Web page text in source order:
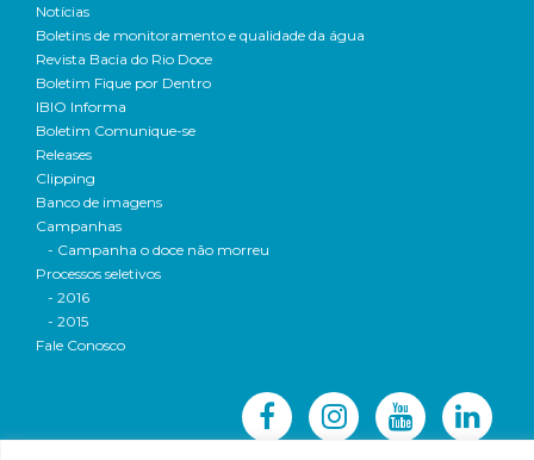
Notícias
Boletins de monitoramento e qualidade da água
Revista Bacia do Rio Doce
Boletim Fique por Dentro
IBIO Informa
Boletim Comunique-se
Releases
Clipping
Banco de imagens
Campanhas
- Campanha o doce não morreu
Processos seletivos
- 2016
- 2015
Fale Conosco